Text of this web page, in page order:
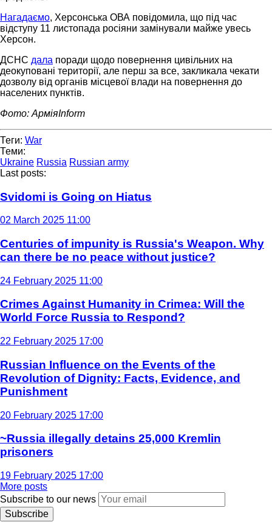
Нагадаємо, Херсонська ОВА повідомила, що під час
відступу 11 листопада росіяни замінували майже увесь
Херсон.
ДСНС дала поради щодо повернення цивільних на
деокуповані території, але перш за все, закликала чекати
дозволу від органів місцевої влади на повернення до
населених пунктів.
Фото: АрміяInform
Теги: War
Теми:
Ukraine Russia Russian army
Last posts:
Svidomi is Going on Hiatus
02 March 2025 11:00
Centuries of impunity is Russia's Weapon. Why
can there be no peace without justice?
24 February 2025 11:00
Crimes Against Humanity in Crimea: Will the
World Force Russia to Respond?
22 February 2025 17:00
Russian Influence on the Events of the
Revolution of Dignity: Facts, Evidence, and
Punishment
20 February 2025 17:00
~Russia illegally detains 25,000 Kremlin
prisoners
19 February 2025 17:00
More posts
Subscribe to our news
Subscribe